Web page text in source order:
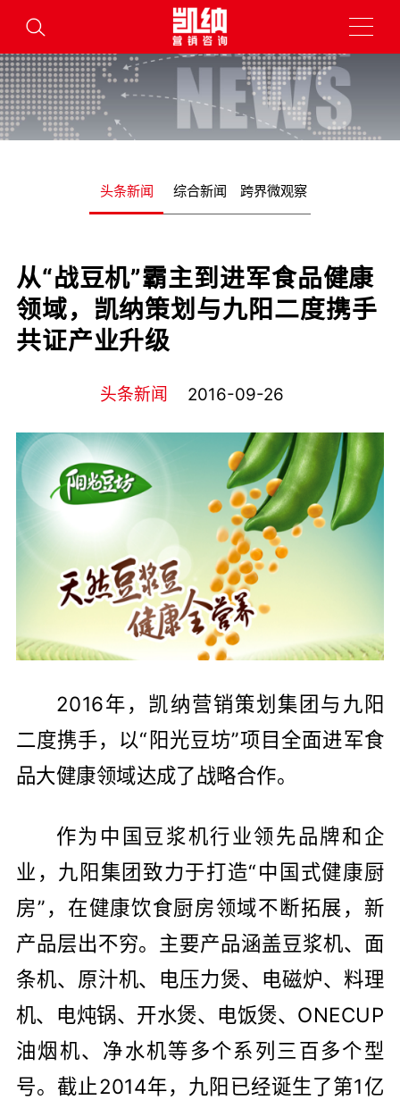
头条新闻 综合新闻 跨界微观察
从“战豆机”霸主到进军食品健康
领域，凯纳策划与九阳二度携手
共证产业升级
头条新闻 2016-09-26
2016年，凯纳营销策划集团与九阳
二度携手，以“阳光豆坊”项目全面进军食
品大健康领域达成了战略合作。
作为中国豆浆机行业领先品牌和企
业，九阳集团致力于打造“中国式健康厨
房”，在健康饮食厨房领域不断拓展，新
产品层出不穷。主要产品涵盖豆浆机、面
条机、原汁机、电压力煲、电磁炉、料理
机、电炖锅、开水煲、电饭煲、ONECUP
油烟机、净水机等多个系列三百多个型
号。截止2014年，九阳已经诞生了第1亿